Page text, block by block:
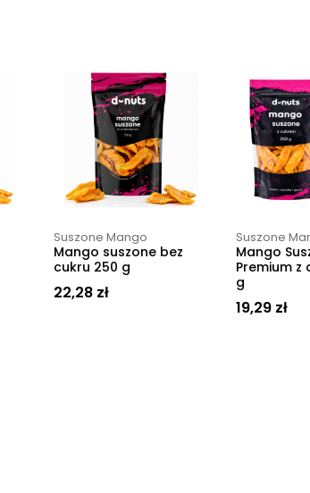
Suszone Mango
Mango suszone bez
cukru 250 g
22,28 zł
Suszone
Mango
Premium z
g
19,29 zł